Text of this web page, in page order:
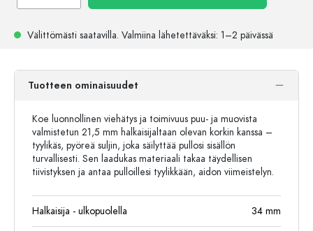
Välittömästi saatavilla. Valmiina lähetettäväksi: 1–2 päivässä
Tuotteen ominaisuudet
Koe luonnollinen viehätys ja toimivuus puu- ja muovista
valmistetun 21,5 mm halkaisijaltaan olevan korkin kanssa –
tyylikäs, pyöreä suljin, joka säilyttää pullosi sisällön
turvallisesti. Sen laadukas materiaali takaa täydellisen
tiivistyksen ja antaa pulloillesi tyylikkään, aidon viimeistelyn.
Halkaisija - ulkopuolella 34 mm